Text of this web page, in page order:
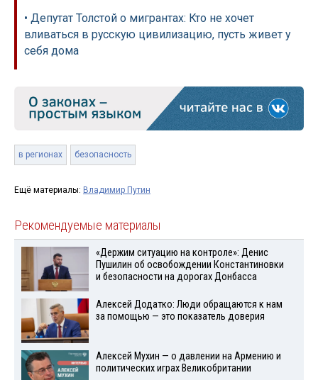
• Депутат Толстой о мигрантах: Кто не хочет
вливаться в русскую цивилизацию, пусть живет у
себя дома
в регионах безопасность
Ещё материалы: Владимир Путин
Рекомендуемые материалы
«Держим ситуацию на контроле»: Денис
Пушилин об освобождении Константиновки
и безопасности на дорогах Донбасса
Алексей Додатко: Люди обращаются к нам
за помощью — это показатель доверия
Алексей Мухин — о давлении на Армению и
политических играх Великобритании